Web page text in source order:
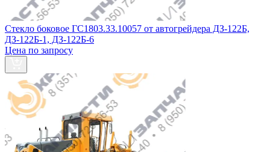
Стекло боковое ГС1803.33.10057 от автогрейдера ДЗ-122Б,
ДЗ-122Б-1, ДЗ-122Б-6
Цена по запросу